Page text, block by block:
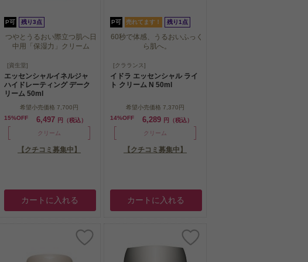
P可 残り3点
つやとうるおい際立つ肌へ日
中用「保湿力」クリーム
つやとうるおい際立つ肌へ日
中用「保湿力」クリーム
[資生堂]
エッセンシャルイネルジャ
ハイドレーティング デーク
リーム 50ml
希望小売価格 7,700円
15%OFF
6,497 円（税込）
クリーム
【クチコミ募集中】
カートに入れる
P可 売れてます！ 残り1点
60秒で体感、うるおいふっく
ら肌へ。
60秒で体感、うるおいふっく
ら肌へ。
[クラランス]
イドラ エッセンシャル ライ
ト クリーム N 50ml
希望小売価格 7,370円
14%OFF
6,289 円（税込）
クリーム
【クチコミ募集中】
カートに入れる